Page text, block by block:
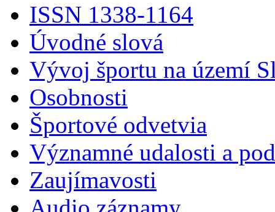
ISSN 1338-1164
Úvodné slová
Vývoj športu na území
Osobnosti
Športové odvetvia
Významné udalosti a
Zaujímavosti